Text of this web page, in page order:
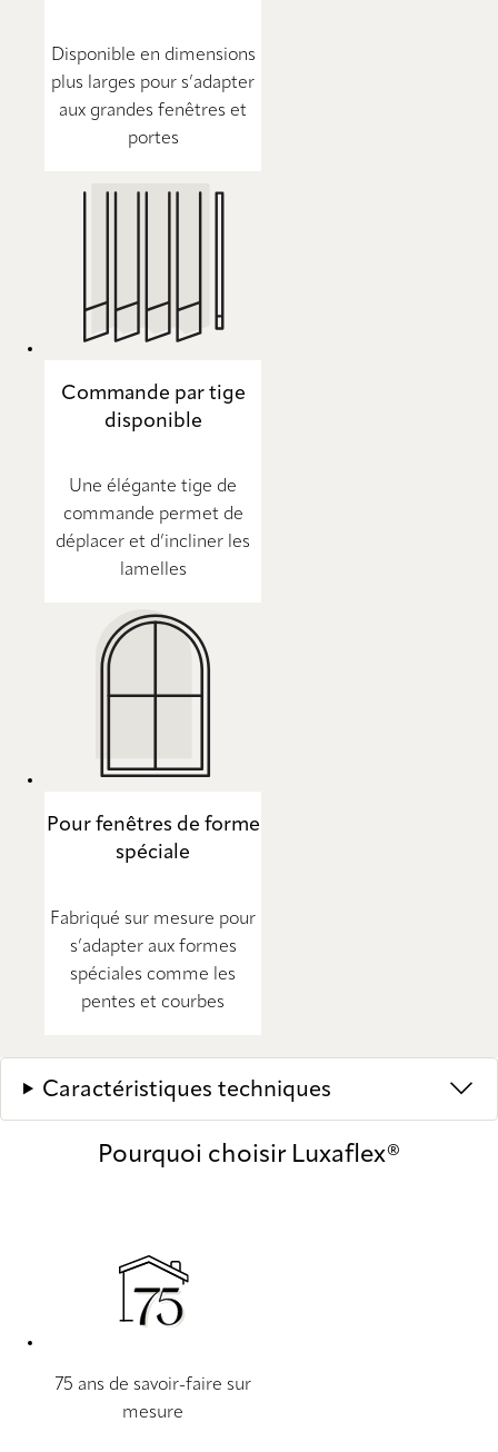
Disponible en dimensions
plus larges pour s’adapter
aux grandes fenêtres et
portes
Commande par tige
disponible
Une élégante tige de
commande permet de
déplacer et d’incliner les
lamelles
Pour fenêtres de forme
spéciale
Fabriqué sur mesure pour
s’adapter aux formes
spéciales comme les
pentes et courbes
Caractéristiques techniques
Pourquoi choisir Luxaflex®
75 ans de savoir-faire sur
mesure